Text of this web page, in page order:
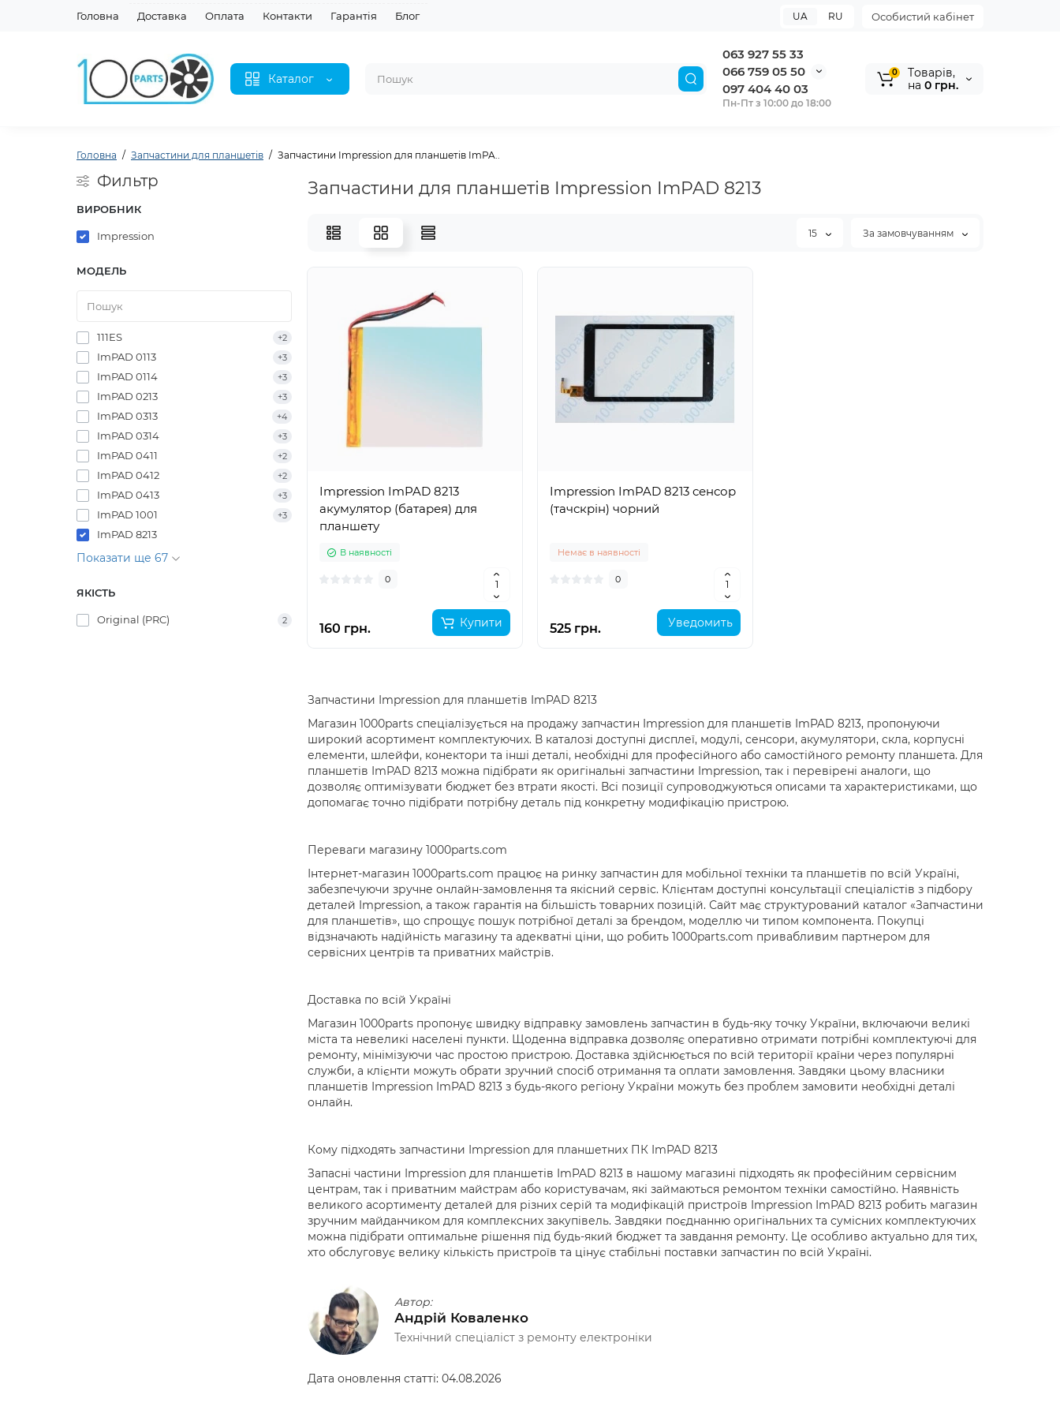
Головна Доставка Оплата Контакти Гарантія Блог Особистий кабінет
UA RU
Каталог
063 927 55 33
066 759 05 50
097 404 40 03
Пн-Пт з 10:00 до 18:00
0
Tоварів,
на 0 грн.
Головна Запчастини для планшетів Запчастини Impression для планшетів ImPA..
Фильтр
ВИРОБНИК
Impression
МОДЕЛЬ
111ES +2
ImPAD 0113 +3
ImPAD 0114 +3
ImPAD 0213 +3
ImPAD 0313 +4
ImPAD 0314 +3
ImPAD 0411 +2
ImPAD 0412 +2
ImPAD 0413 +3
ImPAD 1001 +3
ImPAD 8213
Показати ще 67
ЯКІСТЬ
Original (PRC) 2
Запчастини для планшетів Impression ImPAD 8213
15 За замовчуванням
Impression ImPAD 8213
акумулятор (батарея) для
планшету
В наявності
0
160 грн. Купити
Impression ImPAD 8213 сенсор
(тачскрін) чорний
Немає в наявності
0
525 грн. Уведомить
Запчастини Impression для планшетів ImPAD 8213
Магазин 1000parts спеціалізується на продажу запчастин Impression для планшетів ImPAD 8213, пропонуючи
широкий асортимент комплектуючих. В каталозі доступні дисплеї, модулі, сенсори, акумулятори, скла, корпусні
елементи, шлейфи, конектори та інші деталі, необхідні для професійного або самостійного ремонту планшета. Для
планшетів ImPAD 8213 можна підібрати як оригінальні запчастини Impression, так і перевірені аналоги, що
дозволяє оптимізувати бюджет без втрати якості. Всі позиції супроводжуються описами та характеристиками, що
допомагає точно підібрати потрібну деталь під конкретну модифікацію пристрою.
Переваги магазину 1000parts.com
Інтернет-магазин 1000parts.com працює на ринку запчастин для мобільної техніки та планшетів по всій Україні,
забезпечуючи зручне онлайн-замовлення та якісний сервіс. Клієнтам доступні консультації спеціалістів з підбору
деталей Impression, а також гарантія на більшість товарних позицій. Сайт має структурований каталог «Запчастини
для планшетів», що спрощує пошук потрібної деталі за брендом, моделлю чи типом компонента. Покупці
відзначають надійність магазину та адекватні ціни, що робить 1000parts.com привабливим партнером для
сервісних центрів та приватних майстрів.
Доставка по всій Україні
Магазин 1000parts пропонує швидку відправку замовлень запчастин в будь-яку точку України, включаючи великі
міста та невеликі населені пункти. Щоденна відправка дозволяє оперативно отримати потрібні комплектуючі для
ремонту, мінімізуючи час простою пристрою. Доставка здійснюється по всій території країни через популярні
служби, а клієнти можуть обрати зручний спосіб отримання та оплати замовлення. Завдяки цьому власники
планшетів Impression ImPAD 8213 з будь-якого регіону України можуть без проблем замовити необхідні деталі
онлайн.
Кому підходять запчастини Impression для планшетних ПК ImPAD 8213
Запасні частини Impression для планшетів ImPAD 8213 в нашому магазині підходять як професійним сервісним
центрам, так і приватним майстрам або користувачам, які займаються ремонтом техніки самостійно. Наявність
великого асортименту деталей для різних серій та модифікацій пристроїв Impression ImPAD 8213 робить магазин
зручним майданчиком для комплексних закупівель. Завдяки поєднанню оригінальних та сумісних комплектуючих
можна підібрати оптимальне рішення під будь-який бюджет та завдання ремонту. Це особливо актуально для тих,
хто обслуговує велику кількість пристроїв та цінує стабільні поставки запчастин по всій Україні.
Автор:
Андрій Коваленко
Технічний спеціаліст з ремонту електроніки
Дата оновлення статті: 04.08.2026